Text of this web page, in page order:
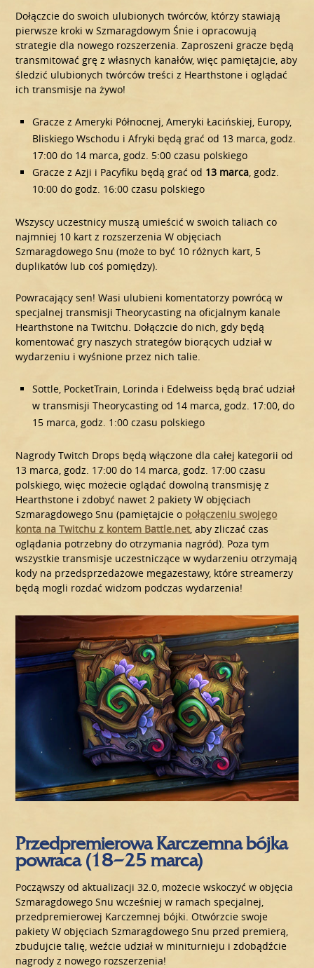
Dołączcie do swoich ulubionych twórców, którzy stawiają
pierwsze kroki w Szmaragdowym Śnie i opracowują
strategie dla nowego rozszerzenia. Zaproszeni gracze będą
transmitować grę z własnych kanałów, więc pamiętajcie, aby
śledzić ulubionych twórców treści z Hearthstone i oglądać
ich transmisje na żywo!
Gracze z Ameryki Północnej, Ameryki Łacińskiej, Europy,
Bliskiego Wschodu i Afryki będą grać od 13 marca, godz.
17:00 do 14 marca, godz. 5:00 czasu polskiego
Gracze z Azji i Pacyfiku będą grać od 13 marca , godz.
10:00 do godz. 16:00 czasu polskiego
Wszyscy uczestnicy muszą umieścić w swoich taliach co
najmniej 10 kart z rozszerzenia W objęciach
Szmaragdowego Snu (może to być 10 różnych kart, 5
duplikatów lub coś pomiędzy).
Powracający sen! Wasi ulubieni komentatorzy powrócą w
specjalnej transmisji Theorycasting na oficjalnym kanale
Hearthstone na Twitchu. Dołączcie do nich, gdy będą
komentować gry naszych strategów biorących udział w
wydarzeniu i wyśnione przez nich talie.
Sottle, PocketTrain, Lorinda i Edelweiss będą brać udział
w transmisji Theorycasting od 14 marca, godz. 17:00, do
15 marca, godz. 1:00 czasu polskiego
Nagrody Twitch Drops będą włączone dla całej kategorii od
13 marca, godz. 17:00 do 14 marca, godz. 17:00 czasu
polskiego, więc możecie oglądać dowolną transmisję z
Hearthstone i zdobyć nawet 2 pakiety W objęciach
Szmaragdowego Snu (pamiętajcie o połączeniu swojego
konta na Twitchu z kontem Battle.net , aby zliczać czas
oglądania potrzebny do otrzymania nagród). Poza tym
wszystkie transmisje uczestniczące w wydarzeniu otrzymają
kody na przedsprzedażowe megazestawy, które streamerzy
będą mogli rozdać widzom podczas wydarzenia!
Przedpremierowa Karczemna bójka
powraca (18–25 marca)
Począwszy od aktualizacji 32.0, możecie wskoczyć w objęcia
Szmaragdowego Snu wcześniej w ramach specjalnej,
przedpremierowej Karczemnej bójki. Otwórzcie swoje
pakiety W objęciach Szmaragdowego Snu przed premierą,
zbudujcie talię, weźcie udział w miniturnieju i zdobądźcie
nagrody z nowego rozszerzenia!